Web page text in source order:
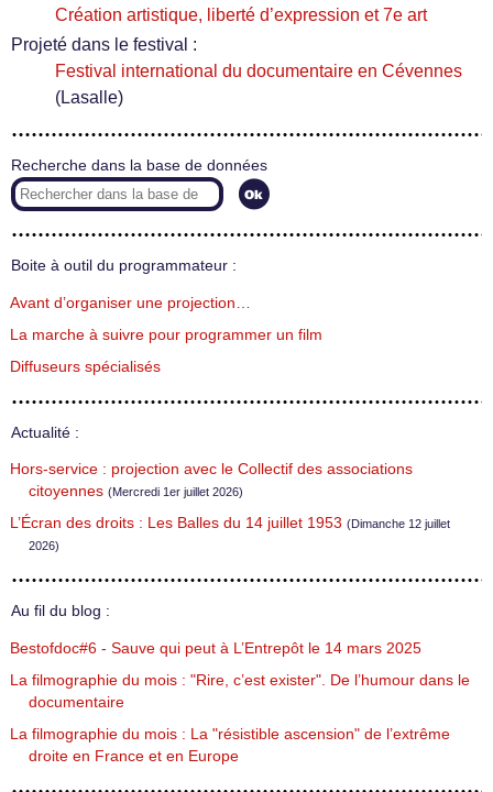
Création artistique, liberté d’expression et 7e art
Projeté dans le festival :
Festival international du documentaire en Cévennes
(Lasalle)
Recherche dans la base de données
Boite à outil du programmateur :
Avant d’organiser une projection…
La marche à suivre pour programmer un film
Diffuseurs spécialisés
Actualité :
Hors-service : projection avec le Collectif des associations
citoyennes (Mercredi 1er juillet 2026)
L’Écran des droits : Les Balles du 14 juillet 1953 (Dimanche 12 juillet
2026)
Au fil du blog :
Bestofdoc#6 - Sauve qui peut à L’Entrepôt le 14 mars 2025
La filmographie du mois : "Rire, c’est exister". De l’humour dans le
documentaire
La filmographie du mois : La "résistible ascension" de l’extrême
droite en France et en Europe